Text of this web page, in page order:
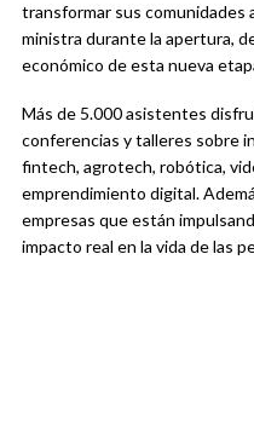
transformar sus comunidades
ministra durante la apertura,
económico de esta nueva
Más de 5.000 asistentes
conferencias y talleres sobre
fintech, agrotech, robótica,
emprendimiento digital.
empresas que están
impacto real en la vida de las